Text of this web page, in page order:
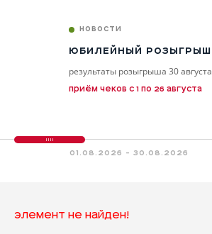
НОВОСТИ
ЮБИЛЕЙНЫЙ РОЗЫГРЫШ
результаты розыгрыша 30 августа
приём чеков с 1 по 26 августа
01.08.2026 - 30.08.2026
Элемент не найден!